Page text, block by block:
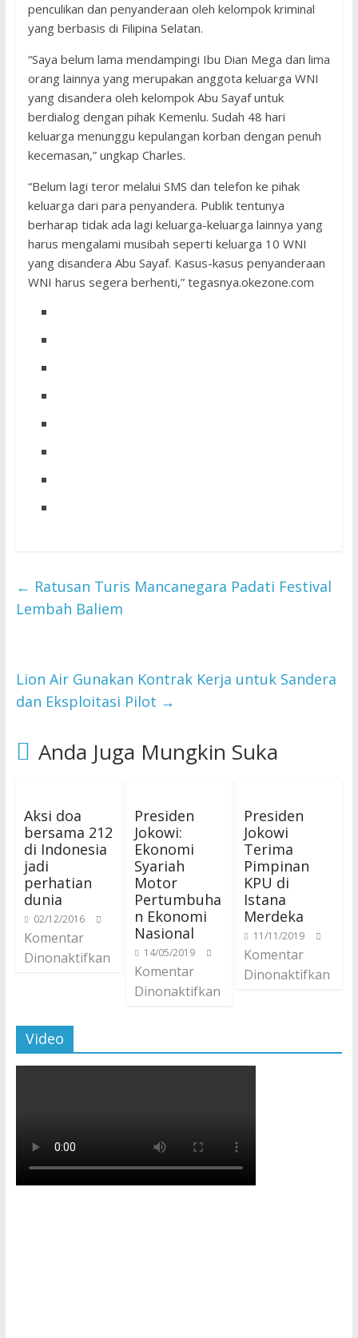
penculikan dan penyanderaan oleh kelompok kriminal
yang berbasis di Filipina Selatan.
“Saya belum lama mendampingi Ibu Dian Mega dan lima
orang lainnya yang merupakan anggota keluarga WNI
yang disandera oleh kelompok Abu Sayaf untuk
berdialog dengan pihak Kemenlu. Sudah 48 hari
keluarga menunggu kepulangan korban dengan penuh
kecemasan,” ungkap Charles.
“Belum lagi teror melalui SMS dan telefon ke pihak
keluarga dari para penyandera. Publik tentunya
berharap tidak ada lagi keluarga-keluarga lainnya yang
harus mengalami musibah seperti keluarga 10 WNI
yang disandera Abu Sayaf. Kasus-kasus penyanderaan
WNI harus segera berhenti,” tegasnya.okezone.com
← Ratusan Turis Mancanegara Padati Festival
Lembah Baliem
Lion Air Gunakan Kontrak Kerja untuk Sandera
dan Eksploitasi Pilot →
Anda Juga Mungkin Suka
Aksi doa
bersama 212
di Indonesia
jadi
perhatian
dunia
02/12/2016
Komentar
Dinonaktifkan
Presiden
Jokowi:
Ekonomi
Syariah
Motor
Pertumbuha
n Ekonomi
Nasional
14/05/2019
Komentar
Dinonaktifkan
Presiden
Jokowi
Terima
Pimpinan
KPU di
Istana
Merdeka
11/11/2019
Komentar
Dinonaktifkan
Video